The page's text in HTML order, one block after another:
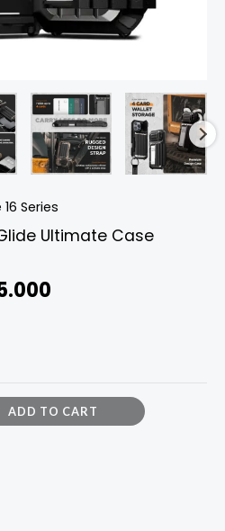
Series
Ultimate Case
ADD TO CART